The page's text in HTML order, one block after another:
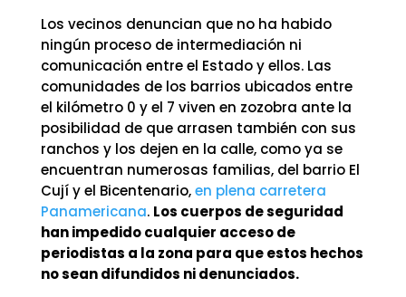
Los vecinos denuncian que no ha habido
ningún proceso de intermediación ni
comunicación entre el Estado y ellos. Las
comunidades de los barrios ubicados entre
el kilómetro 0 y el 7 viven en zozobra ante la
posibilidad de que arrasen también con sus
ranchos y los dejen en la calle, como ya se
encuentran numerosas familias, del barrio El
Cují y el Bicentenario,en plena carretera
Panamericana. Los cuerpos de seguridad
han impedido cualquier acceso de
periodistas a la zona para que estos hechos
no sean difundidos ni denunciados.